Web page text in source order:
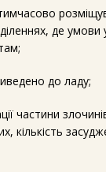
де
до ладу;
частини
кількість